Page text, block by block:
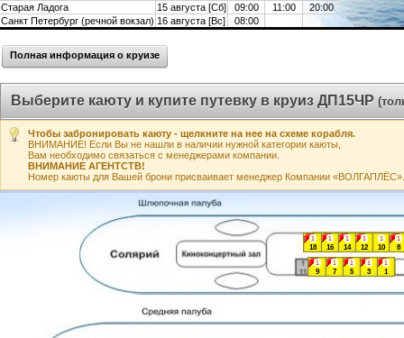
Старая Ладога
15 августа [Сб] 09:00 11:00
20:00
Санкт Петербург (речной вокзал) 16 августа [Вс] 08:00
Полная информация о круизе
Выберите каюту и купите путевку в круиз ДП15ЧР
Чтобы забронировать каюту - щелкните на нее на схеме корабля.
ВНИМАНИЕ! Если Вы не нашли в наличии нужной категории каюты,
Вам необходимо связаться с менеджерами компании.
ВНИМАНИЕ АГЕНТСТВ!
Номер каюты для Вашей брони присваивает менеджер Компании «ВОЛГАПЛЁС».
1
1
1
10
1
12
1
14
1
16
1
18
1
3
1
5
1
7
1
8
1
9